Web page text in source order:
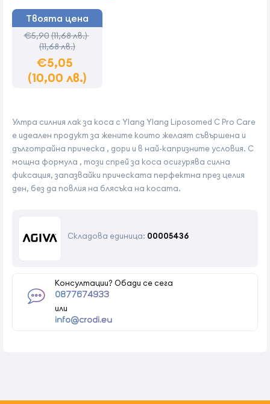
Ултра силния лак за коса с Ylang Ylang Liposomed C Pro Care
е идеален продукт за жените които желаят съвършена и
дълготрайна прическа , дори и в най-капризните условия. С
мощна формула , този спрей за коса осигурява силна
фиксация, запазвайки прическата перфектна през целия
ден, без да повлия на блясъка на косата.
Складова единица: 00005436
Консултации? Обади се сега
0877674933
или
info@crodi.eu
Твоята цена
€5,90(11,68 лв.)
(11,68 лв.)
€5,05
(10,00 лв.)